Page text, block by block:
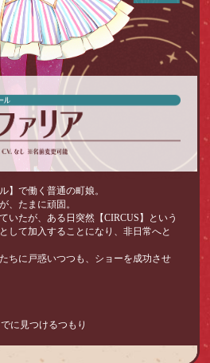
】で働く普通の町娘。
、たまに頑固。
いたが、ある日突然【CIRCUS】という
して加入することになり、非日常へと
ちに戸惑いつつも、ショーを成功させ
に見つけるつもり